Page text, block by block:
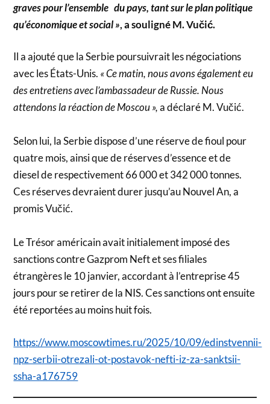
graves pour l’ensemble du pays, tant sur le plan politique
qu’économique et social », a souligné M. Vučić.
Il a ajouté que la Serbie poursuivrait les négociations
avec les États-Unis. « Ce matin, nous avons également eu
des entretiens avec l’ambassadeur de Russie. Nous
attendons la réaction de Moscou »,a déclaré M. Vučić.
Selon lui, la Serbie dispose d’une réserve de fioul pour
quatre mois, ainsi que de réserves d’essence et de
diesel de respectivement 66 000 et 342 000 tonnes.
Ces réserves devraient durer jusqu’au Nouvel An, a
promis Vučić.
Le Trésor américain avait initialement imposé des
sanctions contre Gazprom Neft et ses filiales
étrangères le 10 janvier, accordant à l’entreprise 45
jours pour se retirer de la NIS. Ces sanctions ont ensuite
été reportées au moins huit fois.
https://www.moscowtimes.ru/2025/10/09/edinstvennii-
npz-serbii-otrezali-ot-postavok-nefti-iz-za-sanktsii-
ssha-a176759